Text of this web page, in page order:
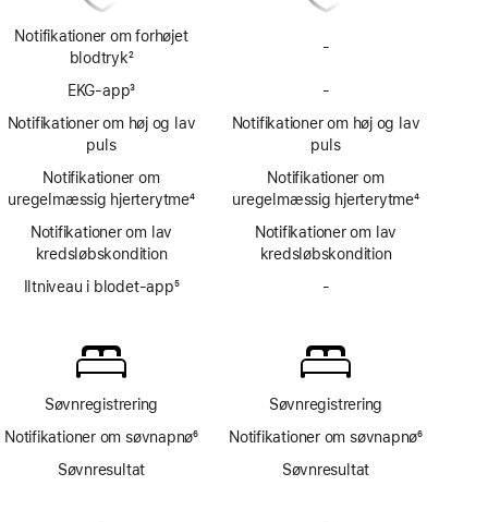
Notifikationer om forhøjet
blodtryk2
EKG-app3
Notifikationer om høj og lav
puls
Notifikationer om
uregelmæssig hjerterytme4
Notifikationer om lav
kredsløbskondition
Iltniveau i blodet-app5
Søvnregistrering
Notifikationer om søvnapnø6
Søvnresultat
-
blodtryk
-
app
Notifikationer om høj og lav
puls
Notifikationer om
uregelmæssig hjerterytme4
Notifikationer om lav
kredsløbskondition
-
blodet-
app
Søvnregistrering
Notifikationer om søvnapnø6
Søvnresultat